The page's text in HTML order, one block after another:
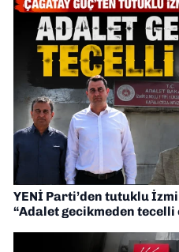
YENİ Parti’den tutuklu
“Adalet gecikmeden tecelli